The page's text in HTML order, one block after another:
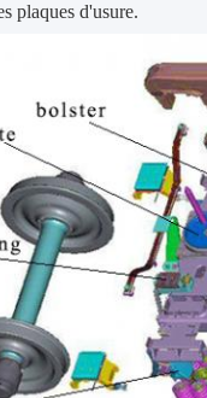
plaques d'usure.